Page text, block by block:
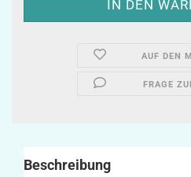
AUF DEN
FRAGE
Beschreibung